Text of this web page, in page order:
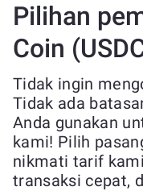
Pilihan
Coin
Tidak ingin
Tidak ada
Anda gunakan
kami! Pilih
nikmati tarif
transaksi cepat,